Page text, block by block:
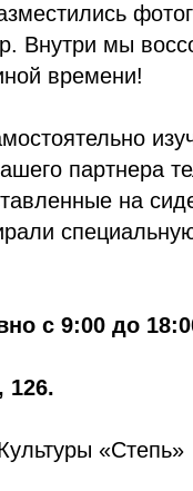
Внутри мы
времени!
партнера
на
с 9:00 до
126.
«Степь»